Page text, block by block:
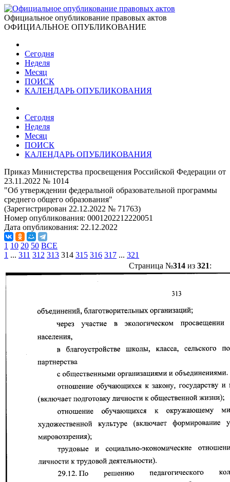
Официальное опубликование правовых актов
ОФИЦИАЛЬНОЕ ОПУБЛИКОВАНИЕ
Сегодня
Неделя
Месяц
ПОИСК
КАЛЕНДАРЬ ОПУБЛИКОВАНИЯ
Сегодня
Неделя
Месяц
ПОИСК
КАЛЕНДАРЬ ОПУБЛИКОВАНИЯ
Приказ Министерства просвещения Российской Федерации от
23.11.2022 № 1014
"Об утверждении федеральной образовательной программы
среднего общего образования"
(Зарегистрирован 22.12.2022 № 71763)
Номер опубликования: 0001202212220051
Дата опубликования: 22.12.2022
1 10 20 50 ВСЕ
1 ... 311 312 313 314 315 316 317 ... 321
Страница №314из 321: